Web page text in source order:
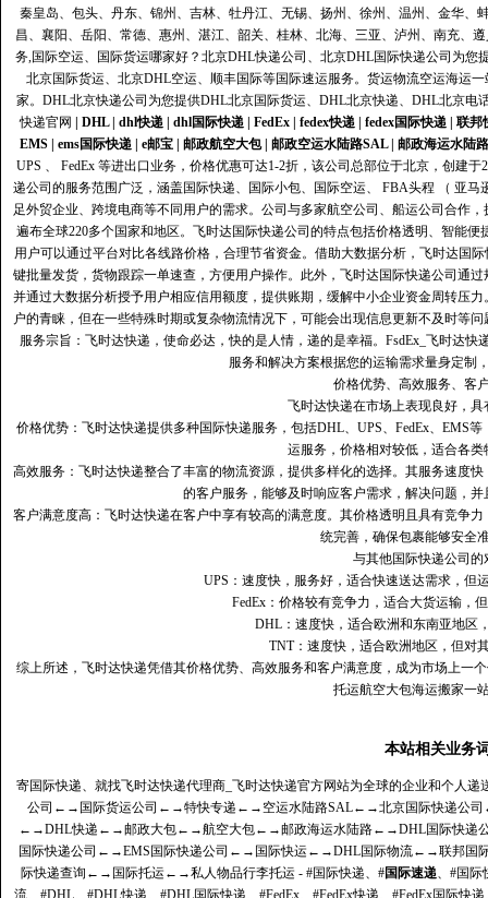
秦皇岛、包头、丹东、锦州、吉林、牡丹江、无锡、扬州、徐州、温州、金华
昌、襄阳、岳阳、常德、惠州、湛江、韶关、桂林、北海、三亚、泸州、南充、
务,国际空运、国际货运哪家好？北京DHL快递公司、北京DHL国际快递公司为
北京国际货运、北京DHL空运、顺丰国际等国际速运服务。货运物流空运海运
家。DHL北京快递公司为您提供DHL北京国际货运、DHL北京快递、DHL北京电
快递官网
DHL| dhl快递| dhl国际快递| FedEx| fedex快递| fedex国际快递| 联邦
EMS| ems国际快递| e邮宝| 邮政航空大包| 邮政空运水陆路SAL| 邮政海运水陆路
UPS 、 FedEx 等进出口业务，价格优惠可达1-2折，该公司总部位于北京，创建
递公司的服务范围广泛，涵盖国际快递、国际小包、国际空运、 FBA头程 （ 亚
足外贸企业、跨境电商等不同用户的需求。公司与多家航空公司、船运公司合作
遍布全球220多个国家和地区。飞时达国际快递公司的特点包括价格透明、智能
用户可以通过平台对比各线路价格，合理节省资金。借助大数据分析，飞时达国
键批量发货，货物跟踪一单速查，方便用户操作。此外，飞时达国际快递公司通
并通过大数据分析授予用户相应信用额度，提供账期，缓解中小企业资金周转压
户的青睐，但在一些特殊时期或复杂物流情况下，可能会出现信息更新不及时等
服务宗旨：飞时达快递，使命必达，快的是人情，递的是幸福。FsdEx_飞时达
服务和解决方案根据您的运输需求量身定制
价格优势、高效服务、客
飞时达快递在市场上表现良好，
价格优势：飞时达快递提供多种国际快递服务，包括DHL、UPS、FedEx、EMS
运服务，价格相对较低，适合各
高效服务：飞时达快递整合了丰富的物流资源，提供多样化的选择。其服务速度
的客户服务，能够及时响应客户需求，解决问题，
客户满意度高‌：飞时达快递在客户中享有较高的满意度。其价格透明且具有竞争
统完善，确保包裹能够安全
与其他国际快递公司的
UPS：速度快，服务好，适合快速送达需求，但
FedEx：价格较有竞争力，适合大货运输，
DHL：速度快，适合欧洲和东南亚地区
TNT：速度快，适合欧洲地区，但对
综上所述，飞时达快递凭借其价格优势、高效服务和客户满意度，成为市场上一
托运航空大包海运搬家一
本站相关业务
寄国际快递、就找飞时达快递代理商_飞时达快递官方网站为全球的企业和个人递
公司 ←→ 国际货运公司 ←→特快专递 ←→ 空运水陆路SAL←→北京国际快递公司
←→DHL快递 ←→邮政大包←→航空大包←→邮政海运水陆路←→DHL国际快递
国际快递公司 ←→EMS国际快递公司 ←→ 国际快运←→DHL国际物流←→联邦国
际快递查询 ←→ 国际托运←→私人物品行李托运 - #国际快递、#国际速递、#国际
流、#DHL、#DHL快递、#DHL国际快递、#FedEx、#FedEx快递、#FedEx国际快